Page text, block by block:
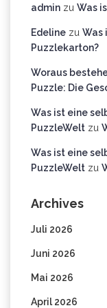
admin zu Was
Edeline zu Was
Puzzlekarton?
Woraus
Puzzle: Die
Was ist eine
PuzzleWelt zu
Was ist eine
PuzzleWelt zu
Archives
Juli 2026
Juni 2026
Mai 2026
April 2026